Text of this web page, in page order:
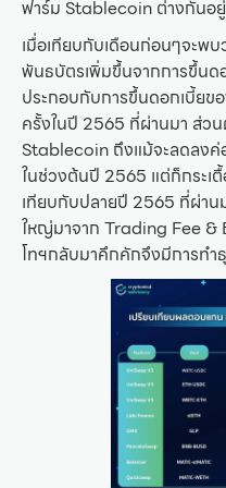
ฟาร์ม Stablecoin ต่างกันอ
เมื่อเทียบกับเดือนก่อนๆจะพ
พันธบัตรเพิ่มขึ้นจากการขึ้นด
ประกอบกับการขึ้นดอกเบี้ยข
ครั้งในปี 2565 ที่ผ่านมา ส่ว
Stablecoin ถึงแม้จะลดลง
ในช่วงต้นปี 2565 แต่ก็กระเ
เทียบกับปลายปี 2565 ที่ผ่าน
ใหญ่มาจาก Trading Fee
โทฯกลับมาคึกคักจึงมีการทำ